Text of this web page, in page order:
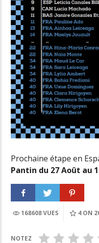
Prochaine étape en
Pantin du 27 Août au
168608 VUES 4 ON
NOTEZ